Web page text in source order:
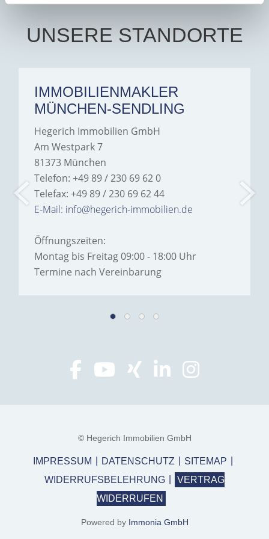
UNSERE STANDORTE
IMMOBILIENMAKLER
MÜNCHEN-SENDLING
Hegerich Immobilien GmbH
Am Westpark 7
81373 München
Telefon: +49 89 / 230 69 62 0
Telefax: +49 89 / 230 69 62 44
E-Mail: info@hegerich-immobilien.de
Öffnungszeiten:
Montag bis Freitag 09:00 - 18:00 Uhr
Termine nach Vereinbarung
© Hegerich Immobilien GmbH
IMPRESSUM DATENSCHUTZ
SITEMAP
WIDERRUFSBELEHRUNG
VERTRAG
WIDERRUFEN
Powered by Immonia GmbH